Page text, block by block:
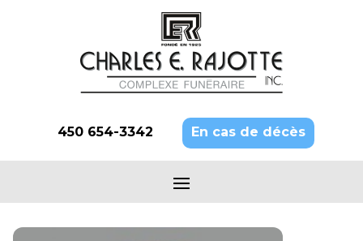
450 654-3342 En cas de décès